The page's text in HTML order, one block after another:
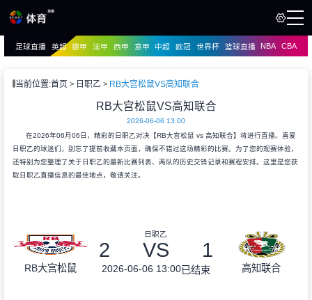
播
足球直播 英超 德甲 法甲 西甲 意甲 中超 欧冠 世界杯 篮球直播 NBA CBA
当前位置:首页 日职乙 RB大宫松鼠VS高知联合
RB大宫松鼠VS高知联合
2026-06-06 13:00
在2026年06月06日，精彩的日职乙对决【RB大宫松鼠 vs 高知联合】将进行直播。喜爱
日职乙的球迷们，别忘了提前收藏本页面，确保不错过这场精彩的比赛。为了您的观赛体验，
还特别为您整理了关于日职乙的最新比赛列表、两队的历史交锋记录和赛程安排。这里是您获
取日职乙直播信息的最佳地点，敬请关注。
RB大宫松鼠
日职乙
2 VS 1
2026-06-06 13:00已结束 高知联合